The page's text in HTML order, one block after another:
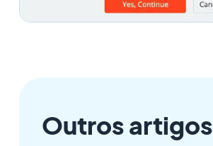
Outros artigos